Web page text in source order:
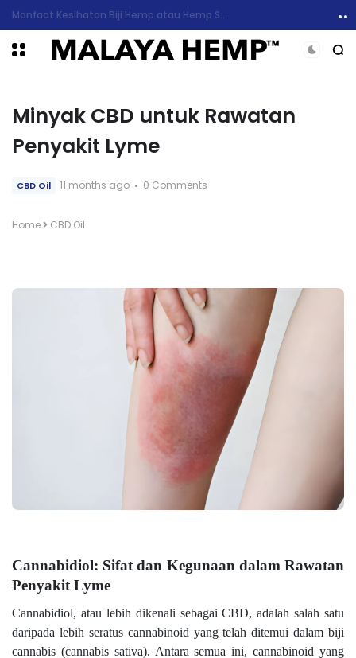
6 Manfaat Kesihatan Minyak CBD dan Sekilas Mengenai Kesan Sampingan
Minyak CBD untuk Rawatan
Penyakit Lyme
CBD Oil 11 months ago 0 Comments
Home CBD Oil
Cannabidiol: Sifat dan Kegunaan dalam Rawatan
Penyakit Lyme
Cannabidiol, atau lebih dikenali sebagai CBD, adalah salah satu
daripada lebih seratus cannabinoid yang telah ditemui dalam biji
cannabis (cannabis sativa). Antara semua ini, cannabinoid yang